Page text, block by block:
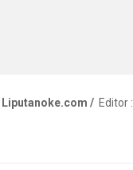
Liputanoke.com / Editor :